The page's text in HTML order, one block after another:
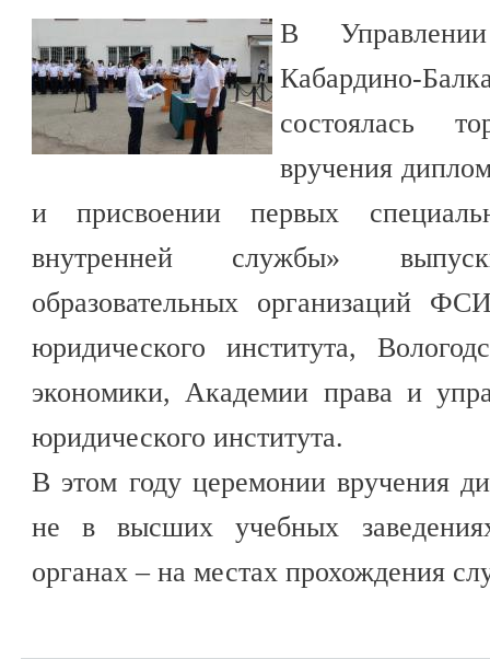
В
Кабардино-
состоялась
вручения
и присвоении первых
внутренней службы»
образовательных организаций
юридического института,
экономики, Академии права и
юридического института.
В этом году церемонии вручения
не в высших учебных
органах – на местах прохождения